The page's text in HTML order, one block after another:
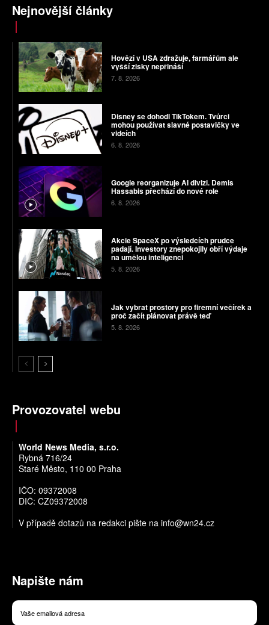
Nejnovější články
Hovězí v USA zdražuje, farmářům ale
vyšší zisky nepřináší
7. 8. 2026
Disney se dohodl TikTokem. Tvůrci
mohou používat slavné postavičky ve
videích
6. 8. 2026
Google reorganizuje AI divizi. Demis
Hassabis přechází do nové role
6. 8. 2026
Akcie SpaceX po výsledcích prudce
padají. Investory znepokojily obří výdaje
na umělou inteligenci
5. 8. 2026
Jak vybrat prostory pro firemní večírek a
proč začít plánovat právě teď
5. 8. 2026
Provozovatel webu
World News Media, s.r.o.
Rybná 716/24
Staré Město, 110 00 Praha
IČO: 09372008
DIČ: CZ09372008
V případě dotazů na redakci pište na info@wn24.cz
Napište nám